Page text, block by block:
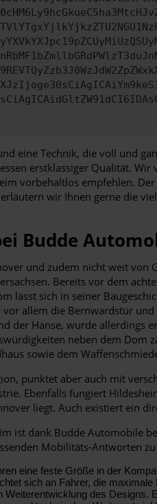
eine Technik, die voll und
erstklassiger Qualität.
vorbehaltlos empfehlen.
wir Ihnen gerne die
Budde
und zudem nicht weit
Bereits vor dem
lässt sich in seiner
allem die Bernwardstür
der Hanse, wurde
neben dem
sowie dem
punktet aber auch mit
Ebenfalls fungiert
liegt. Auch existiert ein
ist dank Budde Automobile
Mobilitäts-Antworten
eine feste Größe in der
sich an Fahrer, die
des